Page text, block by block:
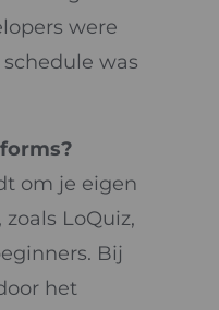
were
was
om je eigen
LoQuiz,
Bij
het